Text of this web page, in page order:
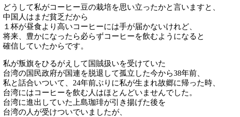
どうして私がコーヒー豆の栽培を思い立ったかと言いますと、
中国人はまだ貧乏だから
１杯が昼食より高いコーヒーには手が届かないけれど、
将来、豊かになったら必らずコーヒーを飲むようになると
確信していたからです。
私が叛旗をひるがえして国賊扱いを受けていた
台湾の国民政府が国連を脱退して孤立した今から38年前、
私と話合いついて、24年前ぶりに私が生まれ故郷に帰った時、
台湾にはコーヒーを飲む人はほとんどいませんでした。
台湾に進出していた上島珈琲が引き揚げた後を
台湾の人が受けついでいましたが、